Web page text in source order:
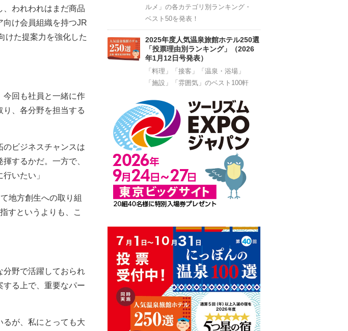
われわれはまだ商品
向け会員組織を持つJR
けた提案力を強化した
回も社員と一緒に作
、各分野を担当する
ビジネスチャンスは
するかだ。一方で、
いたい」
地方創生への取り組
すというよりも、こ
野で活躍しておられ
する上で、重要なパー
が、私にとっても大
ルメ」の各カテゴリ別ランキング・
ベスト50を発表！
2025年度人気温泉旅館ホテル250選
「投票理由別ランキング」（2026
年1月12日号発表）
「料理」「接客」「温泉・浴場」
「施設」「雰囲気」のベスト100軒